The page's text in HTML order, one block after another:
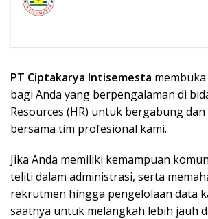
PT Ciptakarya Intisemesta
bagi Anda yang berpengalaman di
Resources (HR) untuk bergabung
bersama tim profesional kami.
Jika Anda memiliki kemampuan
teliti dalam administrasi, serta
rekrutmen hingga pengelolaan data
saatnya untuk melangkah lebih jauh